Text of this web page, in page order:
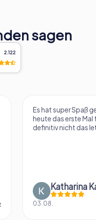
sagen
2.122
Es hat super Spaß
heute das erste Mal
definitiv nicht das
Katharina
03.08.